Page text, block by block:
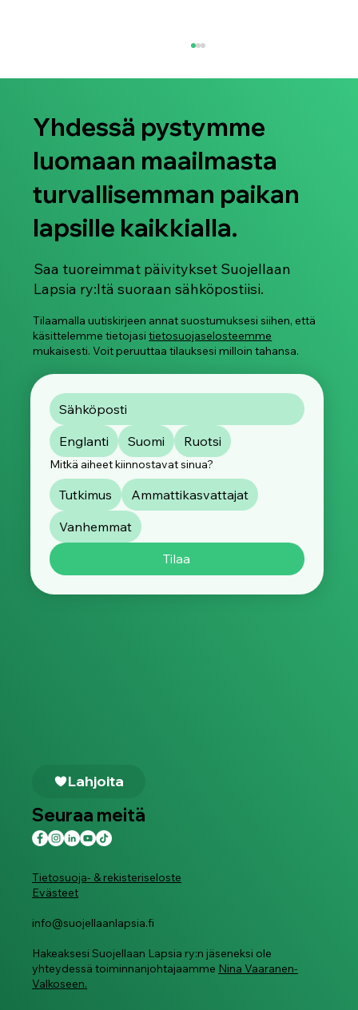
2KNOW Language-focused Report:
Abuse Material Offenders
Yhdessä pystymme
luomaan maailmasta
turvallisemman paikan
lapsille kaikkialla.
Saa tuoreimmat päivitykset Suojellaan
Lapsia ry:ltä suoraan sähköpostiisi.
Tilaamalla uutiskirjeen annat suostumuksesi siihen, että
käsittelemme tietojasitietosuojaselosteemme
mukaisesti. Voit peruuttaa tilauksesi milloin tahansa.
Tietosuoja- & rekisteriseloste
Evästeet
info@suojellaanlapsia.fi
Hakeaksesi Suojellaan Lapsia ry:n jäseneksi ole
yhteydessä toiminnanjohtajaamme Nina Vaaranen-
Valkoseen.
Englanti Suomi Ruotsi
Mitkä aiheet kiinnostavat sinua?
Tutkimus
Ammattikasvattajat
Vanhemmat
Tilaa
Lahjoita
Seuraa meitä